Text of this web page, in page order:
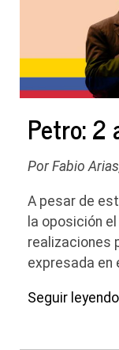
Petro: 2
Por Fabio
A pesar de
la oposición
realizaciones
expresada en
Seguir